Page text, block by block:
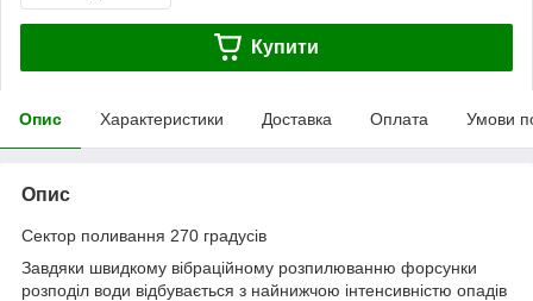
Купити
Опис Характеристики Доставка Оплата Умови
Опис
Сектор поливання 270 градусів
Завдяки швидкому вібраційному розпилюванню форсунки
розподіл води відбувається з найнижчою інтенсивністю опадів